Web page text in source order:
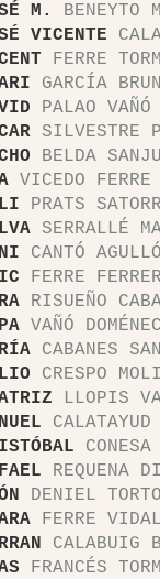
M.
BENEYTO
VICENTE
FERRE
GARCÍA
PALAO VAÑÓ
SILVESTRE
BELDA
VICEDO FERRE
PRATS
SERRALLÉ
CANTÓ
FERRE
RISUEÑO
VAÑÓ
CABANES
CRESPO
LLOPIS
CALATAYUD
CONESA
REQUENA
DENIEL
FERRE
CALABUIG
FRANCÉS